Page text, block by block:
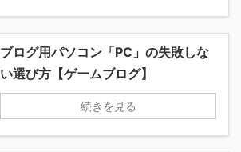
ブログ用パソコン「PC」の失敗しな
い選び方【ゲームブログ】
続きを見る